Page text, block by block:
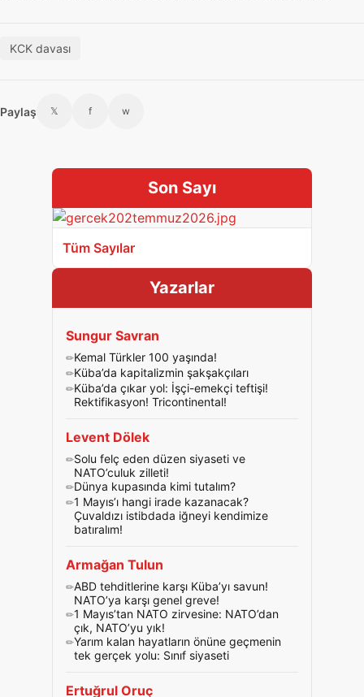
KCK davası
Paylaş 𝕏 f w
Son Sayı
Tüm Sayılar
Yazarlar
Sungur Savran
Kemal Türkler 100 yaşında!
Küba’da kapitalizmin şakşakçıları
Küba’da çıkar yol: İşçi-emekçi teftişi!
Rektifikasyon! Tricontinental!
Levent Dölek
Solu felç eden düzen siyaseti ve
NATO’culuk zilleti!
Dünya kupasında kimi tutalım?
1 Mayıs’ı hangi irade kazanacak?
Çuvaldızı istibdada iğneyi kendimize
batıralım!
Armağan Tulun
ABD tehditlerine karşı Küba’yı savun!
NATO’ya karşı genel greve!
1 Mayıs’tan NATO zirvesine: NATO’dan
çık, NATO’yu yık!
Yarım kalan hayatların önüne geçmenin
tek gerçek yolu: Sınıf siyaseti
Ertuğrul Oruç